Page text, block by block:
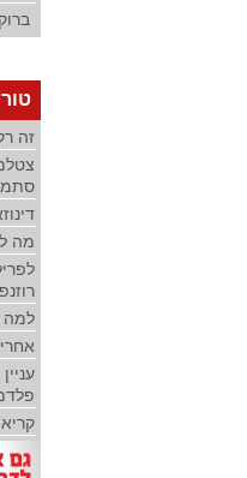
זה
מה
למה